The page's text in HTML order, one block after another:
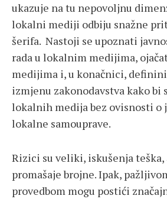
ukazuje na tu nepovoljnu
lokalni mediji odbiju snažne
šerifa. Nastoji se upoznati
rada u lokalnim medijima,
medijima i, u konačnici,
izmjenu zakonodavstva kako bi
lokalnih medija bez ovisnosti o
lokalne samouprave.
Rizici su veliki, iskušenja
promašaje brojne. Ipak,
provedbom mogu postići